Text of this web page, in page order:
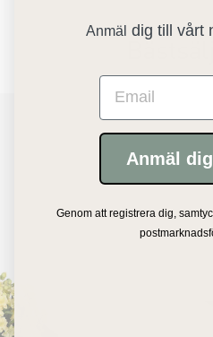
Anmäl dig till vårt
Email
Anmäl
Genom att registrera dig,